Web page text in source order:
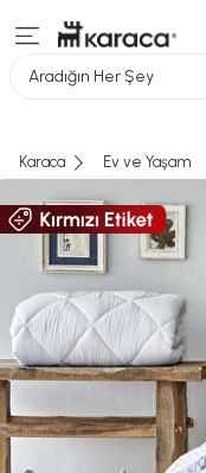
Aradığın Her Şey
Karaca Ev ve Yaşam